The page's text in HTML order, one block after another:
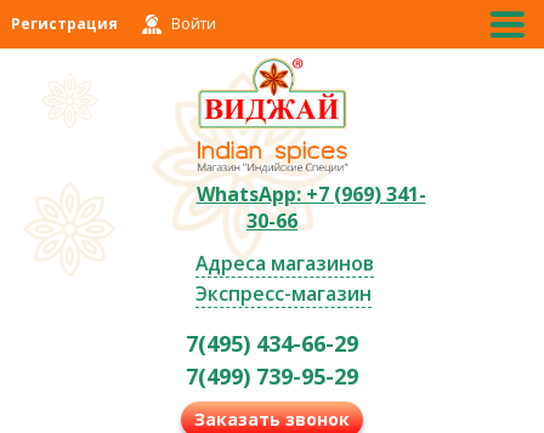
Регистрация Войти
WhatsApp: +7 (969) 341-
30-66
Адреса магазинов
Экспресс-магазин
7(495) 434-66-29
7(499) 739-95-29
Заказать звонок